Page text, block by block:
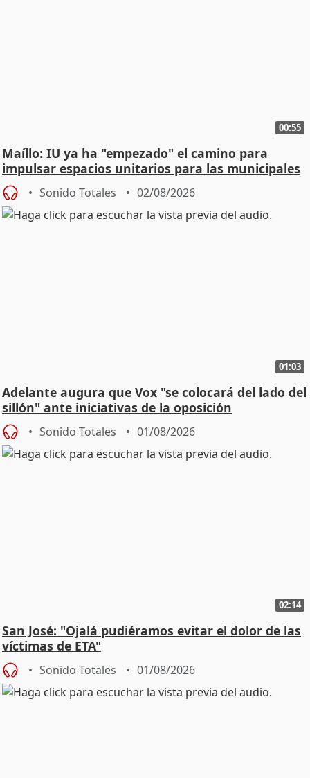
00:55
Maíllo: IU ya ha "empezado" el camino para
impulsar espacios unitarios para las municipales
Sonido Totales 02/08/2026
01:03
Adelante augura que Vox "se colocará del lado del
sillón" ante iniciativas de la oposición
Sonido Totales 01/08/2026
02:14
San José: "Ojalá pudiéramos evitar el dolor de las
víctimas de ETA"
Sonido Totales 01/08/2026